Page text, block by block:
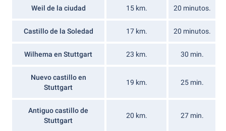
Weil de la ciudad 15 km. 20 minutos.
Castillo de la Soledad 17 km. 20 minutos.
Wilhema en Stuttgart 23 km. 30 min.
Nuevo castillo en
Stuttgart
19 km. 25 min.
Antiguo castillo de
Stuttgart
20 km. 27 min.